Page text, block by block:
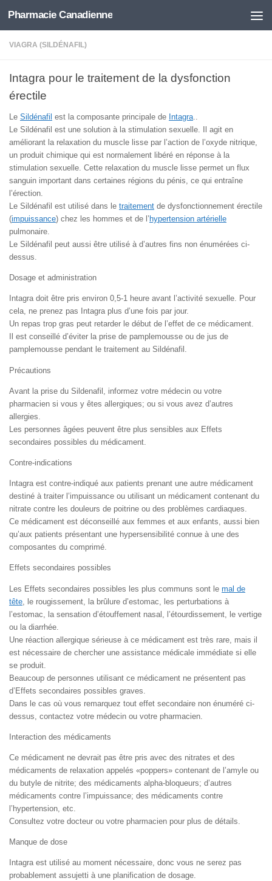
Skip to content
Pharmacie Canadienne
VIAGRA (SILDÉNAFIL)
Intagra pour le traitement de la dysfonction
érectile
Le Sildénafil est la composante principale de Intagra..
Le Sildénafil est une solution à la stimulation sexuelle. Il agit en
améliorant la relaxation du muscle lisse par l’action de l’oxyde nitrique,
un produit chimique qui est normalement libéré en réponse à la
stimulation sexuelle. Cette relaxation du muscle lisse permet un flux
sanguin important dans certaines régions du pénis, ce qui entraîne
l’érection.
Le Sildénafil est utilisé dans le traitement de dysfonctionnement érectile
(impuissance) chez les hommes et de l’ hypertension artérielle
pulmonaire.
Le Sildénafil peut aussi être utilisé à d’autres fins non énumérées ci-
dessus.
Dosage et administration
Intagra doit être pris environ 0,5-1 heure avant l’activité sexuelle. Pour
cela, ne prenez pas Intagra plus d’une fois par jour.
Un repas trop gras peut retarder le début de l’effet de ce médicament.
Il est conseillé d’éviter la prise de pamplemousse ou de jus de
pamplemousse pendant le traitement au Sildénafil.
Précautions
Avant la prise du Sildenafil, informez votre médecin ou votre
pharmacien si vous y êtes allergiques; ou si vous avez d’autres
allergies.
Les personnes âgées peuvent être plus sensibles aux Effets
secondaires possibles du médicament.
Contre-indications
Intagra est contre-indiqué aux patients prenant une autre médicament
destiné à traiter l’impuissance ou utilisant un médicament contenant du
nitrate contre les douleurs de poitrine ou des problèmes cardiaques.
Ce médicament est déconseillé aux femmes et aux enfants, aussi bien
qu’aux patients présentant une hypersensibilité connue à une des
composantes du comprimé.
Effets secondaires possibles
Les Effets secondaires possibles les plus communs sont le mal de
tête , le rougissement, la brûlure d’estomac, les perturbations à
l’estomac, la sensation d’étouffement nasal, l’étourdissement, le vertige
ou la diarrhée.
Une réaction allergique sérieuse à ce médicament est très rare, mais il
est nécessaire de chercher une assistance médicale immédiate si elle
se produit.
Beaucoup de personnes utilisant ce médicament ne présentent pas
d’Effets secondaires possibles graves.
Dans le cas où vous remarquez tout effet secondaire non énuméré ci-
dessus, contactez votre médecin ou votre pharmacien.
Interaction des médicaments
Ce médicament ne devrait pas être pris avec des nitrates et des
médicaments de relaxation appelés «poppers» contenant de l’amyle ou
du butyle de nitrite; des médicaments alpha-bloqueurs; d’autres
médicaments contre l’impuissance; des médicaments contre
l’hypertension, etc.
Consultez votre docteur ou votre pharmacien pour plus de détails.
Manque de dose
Intagra est utilisé au moment nécessaire, donc vous ne serez pas
probablement assujetti à une planification de dosage.